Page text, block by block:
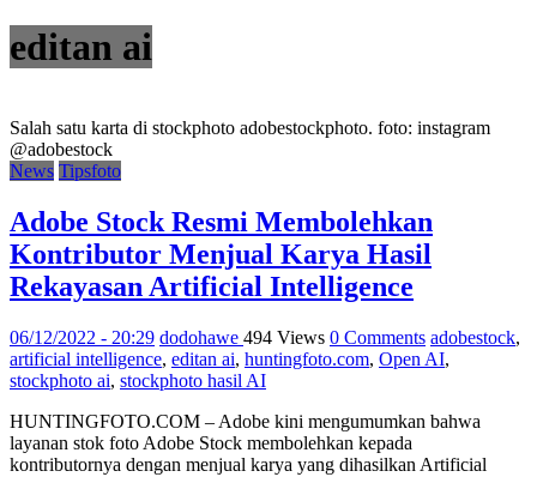
editan ai
Salah satu karta di stockphoto adobestockphoto. foto: instagram
@adobestock
News Tipsfoto
Adobe Stock Resmi Membolehkan
Kontributor Menjual Karya Hasil
Rekayasan Artificial Intelligence
06/12/2022 - 20:29 dodohawe 494 Views 0 Comments adobestock,
artificial intelligence, editan ai, huntingfoto.com, Open AI,
stockphoto ai, stockphoto hasil AI
HUNTINGFOTO.COM – Adobe kini mengumumkan bahwa
layanan stok foto Adobe Stock membolehkan kepada
kontributornya dengan menjual karya yang dihasilkan Artificial